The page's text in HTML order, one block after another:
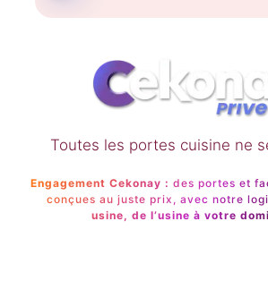
Toutes les portes cuisine ne
Engagement Cekonay : des portes et
conçues au juste prix, avec notre
usine, de l’usine à votre